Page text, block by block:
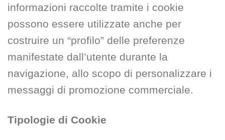
informazioni raccolte tramite i cookie
possono essere utilizzate anche per
costruire un “profilo” delle preferenze
manifestate dall’utente durante la
navigazione, allo scopo di personalizzare i
messaggi di promozione commerciale.
Tipologie di Cookie